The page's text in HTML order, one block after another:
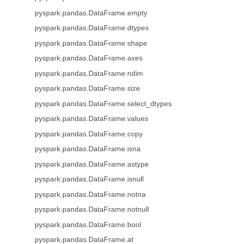
pyspark.pandas.DataFrame.empty
pyspark.pandas.DataFrame.dtypes
pyspark.pandas.DataFrame.shape
pyspark.pandas.DataFrame.axes
pyspark.pandas.DataFrame.ndim
pyspark.pandas.DataFrame.size
pyspark.pandas.DataFrame.select_dtypes
pyspark.pandas.DataFrame.values
pyspark.pandas.DataFrame.copy
pyspark.pandas.DataFrame.isna
pyspark.pandas.DataFrame.astype
pyspark.pandas.DataFrame.isnull
pyspark.pandas.DataFrame.notna
pyspark.pandas.DataFrame.notnull
pyspark.pandas.DataFrame.bool
pyspark.pandas.DataFrame.at